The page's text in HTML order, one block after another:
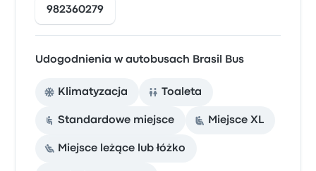
982360279
Udogodnienia w autobusach Brasil Bus
Klimatyzacja Toaleta
Standardowe miejsce Miejsce XL
Miejsce leżące lub łóżko